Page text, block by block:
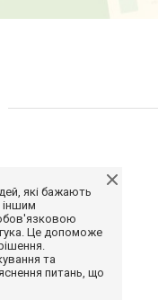
які бажають
іншим
Це допоможе
та
питань, що